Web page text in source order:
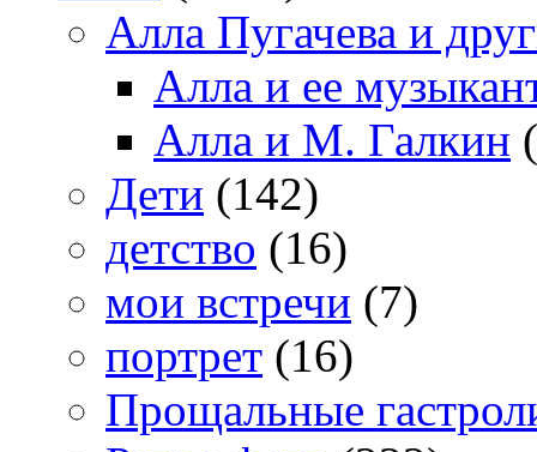
Алла Пугачева и
Алла и ее
Алла и М. Галкин
Дети (142)
детство (16)
мои встречи (7)
портрет (16)
Прощальные